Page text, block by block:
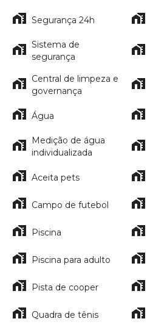
Segurança 24h
Sistema de
segurança
Central de limpeza e
governança
Água
Medição de água
individualizada
Aceita pets
Campo de futebol
Piscina
Piscina para adulto
Pista de cooper
Quadra de tênis